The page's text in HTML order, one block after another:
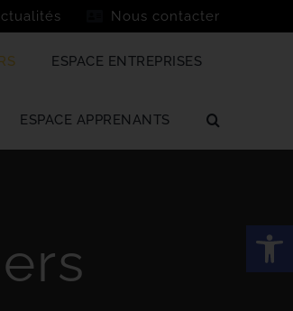
Ouvrir
Nous contacter
ESPACE ENTREPRISES
ESPACE APPRENANTS